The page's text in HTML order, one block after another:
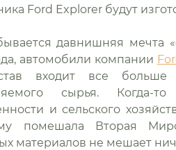
Ford Explorer будут
давнишняя мечта
автомобили компании
входит все больше
сырья. Когда-
и сельского
помешала Вторая
материалов не мешает